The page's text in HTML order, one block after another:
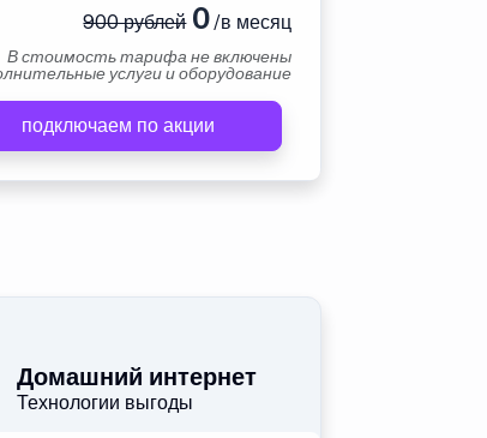
900 рублей0/в месяц
В стоимость тарифа не включены
услуги и оборудование
подключаем по акции
Домашний интернет
Технологии выгоды